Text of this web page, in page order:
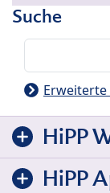
Suche
Erweiterte
HiPP
HiPP